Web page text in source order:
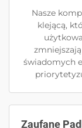
Nasze
klejącą,
świadomych
Zaufane